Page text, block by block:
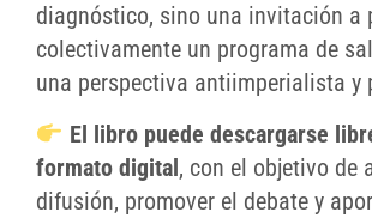
diagnóstico, sino una invitación a
colectivamente un programa de
una perspectiva antiimperialista y
El libro puede descargarse
formato digital, con el objetivo de
difusión, promover el debate y